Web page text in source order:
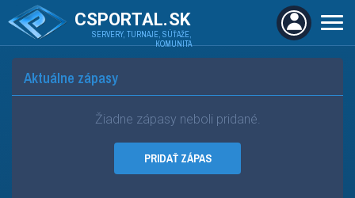
CSPORTAL.SK
SERVERY, TURNAJE, SÚŤAŽE,
KOMUNITA
Aktuálne zápasy
Žiadne zápasy neboli pridané.
PRIDAŤ ZÁPAS